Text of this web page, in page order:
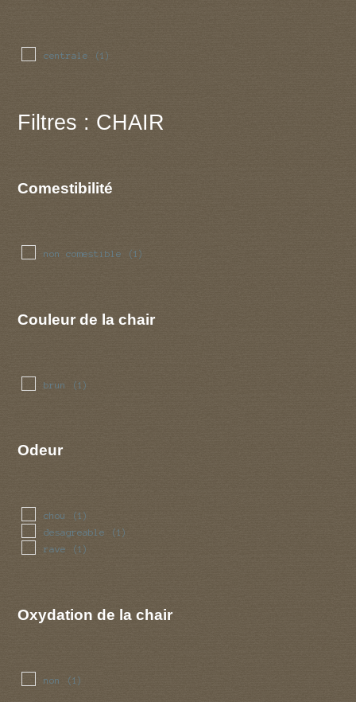
centrale (1)
Filtres : CHAIR
Comestibilité
non comestible (1)
Couleur de la chair
brun (1)
Odeur
chou (1)
desagreable (1)
rave (1)
Oxydation de la chair
non (1)